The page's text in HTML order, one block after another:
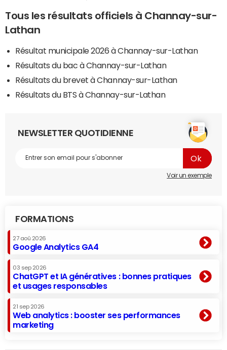
Tous les résultats officiels à Channay-sur-
Lathan
Résultat municipale 2026 à Channay-sur-Lathan
Résultats du bac à Channay-sur-Lathan
Résultats du brevet à Channay-sur-Lathan
Résultats du BTS à Channay-sur-Lathan
NEWSLETTER QUOTIDIENNE
Voir un exemple
FORMATIONS
27 aoû 2026
Google Analytics GA4
03 sep 2026
ChatGPT et IA génératives : bonnes pratiques
et usages responsables
21 sep 2026
Web analytics : booster ses performances
marketing